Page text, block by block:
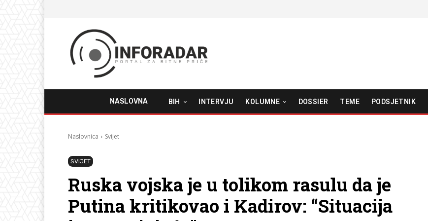
NASLOVNA BIH INTERVJU KOLUMNE DOSSIER TEME PODSJETNIK
Naslovnica Svijet
SVIJET
Ruska vojska je u tolikom rasulu da je
Putina kritikovao i Kadirov: “Situacija